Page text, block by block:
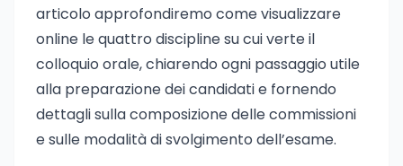
articolo approfondiremo come visualizzare
online le quattro discipline su cui verte il
colloquio orale, chiarendo ogni passaggio utile
alla preparazione dei candidati e fornendo
dettagli sulla composizione delle commissioni
e sulle modalità di svolgimento dell’esame.